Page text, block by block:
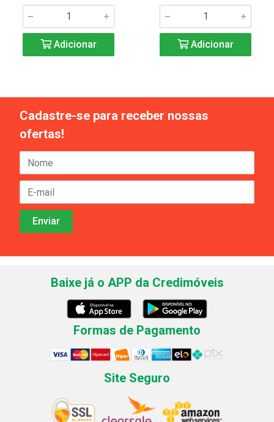
Adicionar Adicionar
Cadastre-se para receber nossas
ofertas!
Baixe já o APP da Credimóveis
Formas de Pagamento
Site Seguro